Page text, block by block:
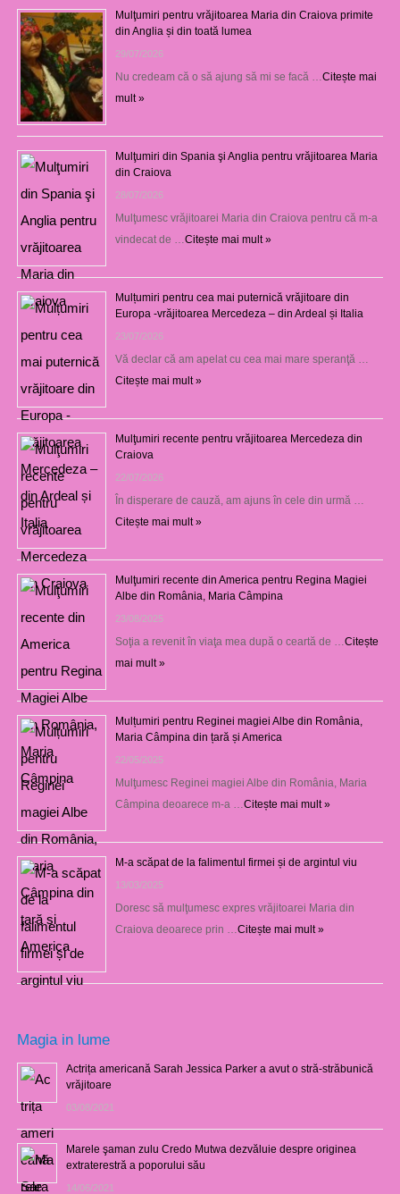
Mulţumiri pentru vrăjitoarea Maria din Craiova primite
din Anglia și din toată lumea
29/07/2026
Nu credeam că o să ajung să mi se facă … Citește mai
mult »
Mulţumiri din Spania şi Anglia pentru vrăjitoarea Maria
din Craiova
28/07/2026
Mulţumesc vrăjitoarei Maria din Craiova pentru că m-a
vindecat de … Citește mai mult »
Mulțumiri pentru cea mai puternică vrăjitoare din
Europa -vrăjitoarea Mercedeza – din Ardeal și Italia
23/07/2026
Vă declar că am apelat cu cea mai mare speranţă …
Citește mai mult »
Mulţumiri recente pentru vrăjitoarea Mercedeza din
Craiova
22/07/2026
În disperare de cauză, am ajuns în cele din urmă …
Citește mai mult »
Mulţumiri recente din America pentru Regina Magiei
Albe din România, Maria Câmpina
23/08/2025
Soţia a revenit în viaţa mea după o ceartă de … Citește
mai mult »
Mulțumiri pentru Reginei magiei Albe din România,
Maria Câmpina din țară și America
22/05/2025
Mulţumesc Reginei magiei Albe din România, Maria
Câmpina deoarece m-a … Citește mai mult »
M-a scăpat de la falimentul firmei și de argintul viu
13/03/2025
Doresc să mulţumesc expres vrăjitoarei Maria din
Craiova deoarece prin … Citește mai mult »
Magia in lume
Actrița americană Sarah Jessica Parker a avut o stră-străbunică
vrăjitoare
03/08/2021
Marele şaman zulu Credo Mutwa dezvăluie despre originea
extraterestră a poporului său
14/06/2021